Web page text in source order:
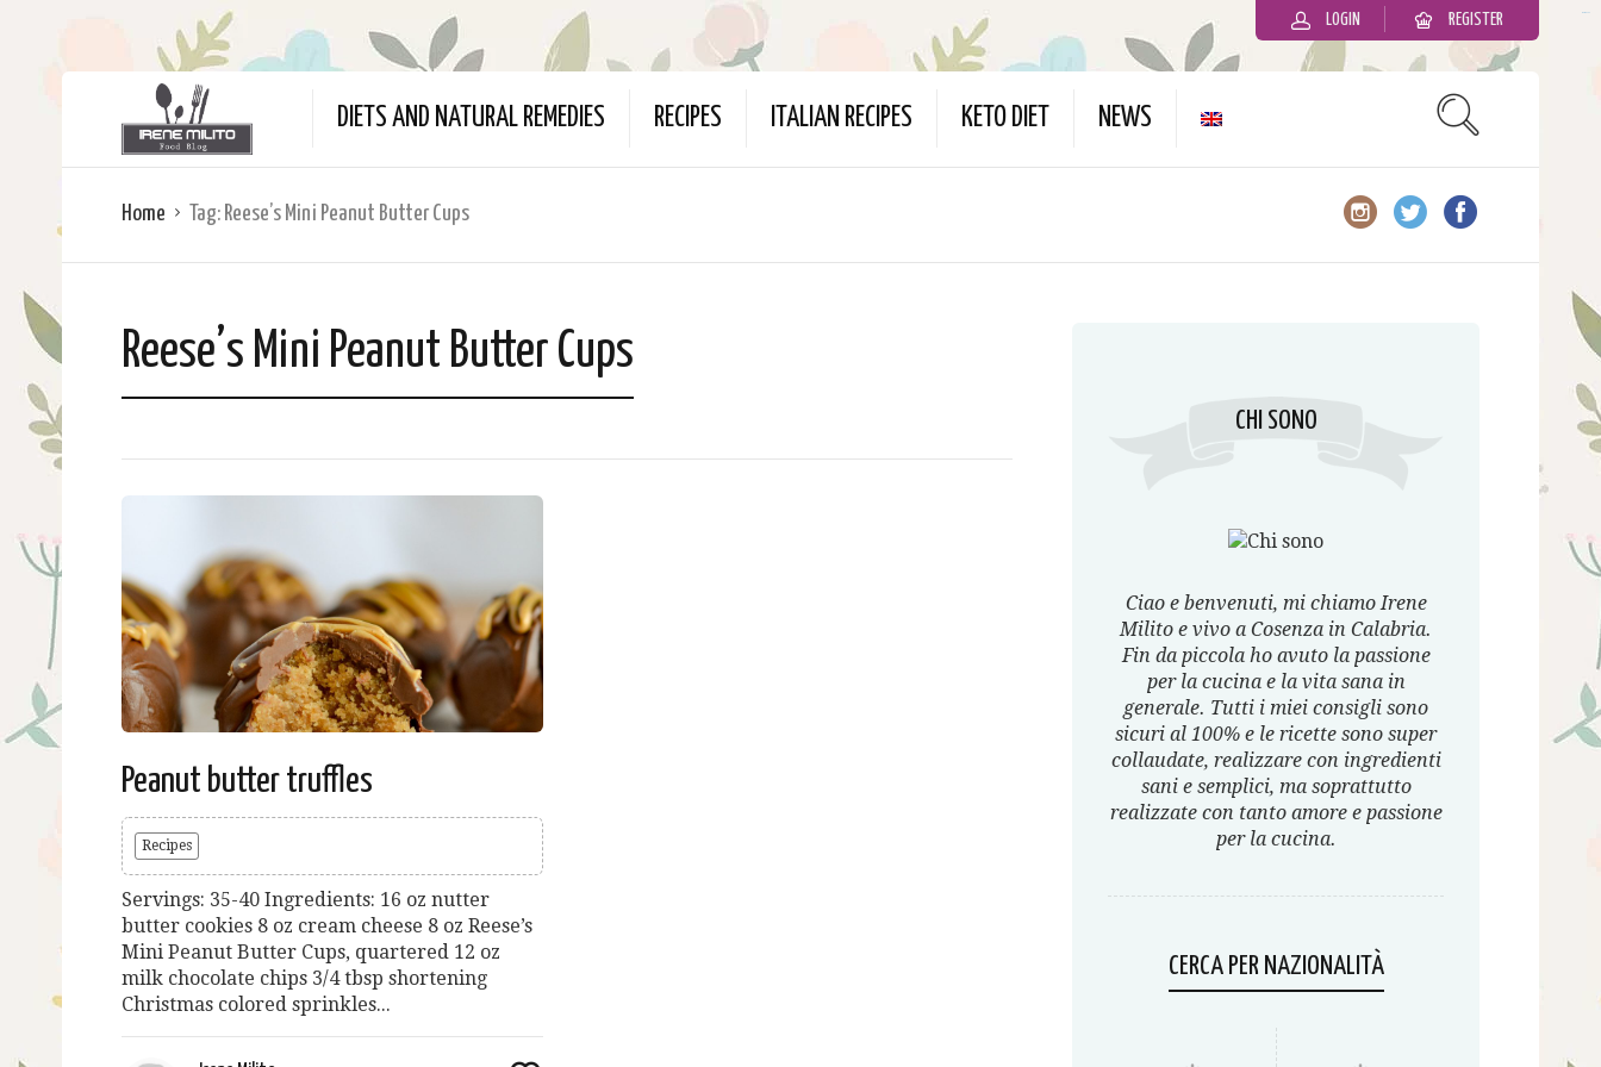
LOGIN REGISTER
DIETS AND NATURAL REMEDIES RECIPES ITALIAN RECIPES KETO DIET NEWS
Home Tag: Reese’s Mini Peanut Butter Cups
Reese’s Mini Peanut Butter Cups
Peanut butter truffles
Recipes
Servings: 35-40 Ingredients: 16 oz nutter
butter cookies 8 oz cream cheese 8 oz Reese’s
Mini Peanut Butter Cups, quartered 12 oz
milk chocolate chips 3/4 tbsp shortening
Christmas colored sprinkles...
CHI SONO
Ciao e benvenuti, mi chiamo Irene
Milito e vivo a Cosenza in Calabria.
Fin da piccola ho avuto la passione
per la cucina e la vita sana in
generale. Tutti i miei consigli sono
sicuri al 100% e le ricette sono super
collaudate, realizzare con ingredienti
sani e semplici, ma soprattutto
realizzate con tanto amore e passione
per la cucina.
CERCA PER NAZIONALITÀ